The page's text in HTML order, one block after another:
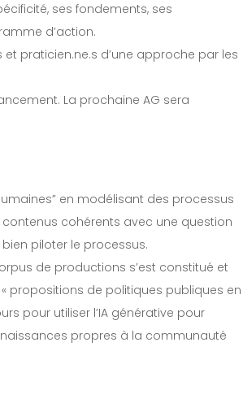
ses fondements, ses
d’action.
praticien.ne.s d’une approche par les
La prochaine AG sera
en modélisant des processus
cohérents avec une question
piloter le processus.
de productions s’est constitué et
propositions de politiques publiques en
pour utiliser l’IA générative pour
propres à la communauté